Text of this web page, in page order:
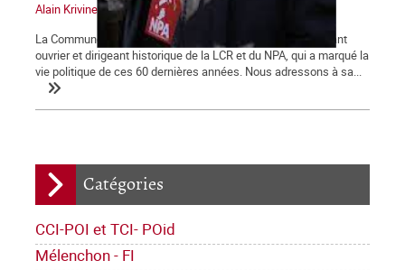
Catégories
CCI-POI et TCI- POid
Mélenchon - FI
Alain Krivine
La Commune tient à saluer la mémoire d'Alain Krivine, militant
ouvrier et dirigeant historique de la LCR et du NPA, qui a marqué la
vie politique de ces 60 dernières années. Nous adressons à sa...